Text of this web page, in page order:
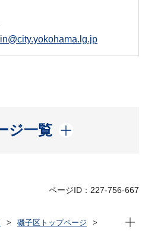
ジ一覧
開く
ページID：227-756-667
磯子区トップページ
現在